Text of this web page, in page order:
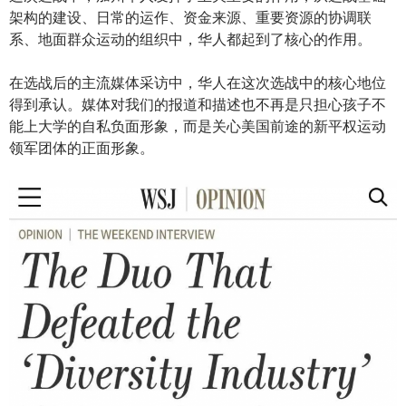
架构的建设、日常的运作、资金来源、重要资源的协调联
系、地面群众运动的组织中，华人都起到了核心的作用。
在选战后的主流媒体采访中，华人在这次选战中的核心地位
得到承认。媒体对我们的报道和描述也不再是只担心孩子不
能上大学的自私负面形象，而是关心美国前途的新平权运动
领军团体的正面形象。